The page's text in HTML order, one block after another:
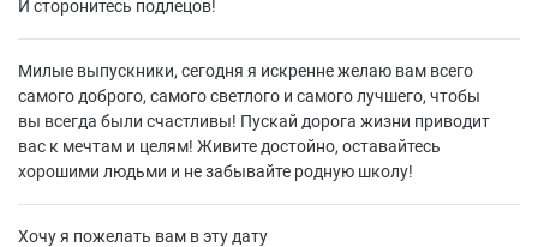
И сторонитесь подлецов!
Милые выпускники, сегодня я искренне желаю вам всего
самого доброго, самого светлого и самого лучшего, чтобы
вы всегда были счастливы! Пускай дорога жизни приводит
вас к мечтам и целям! Живите достойно, оставайтесь
хорошими людьми и не забывайте родную школу!
Хочу я пожелать вам в эту дату